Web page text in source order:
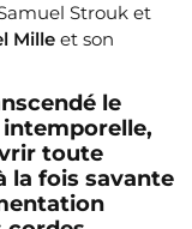
Strouk et
Mille et son
le
toute
la fois savante